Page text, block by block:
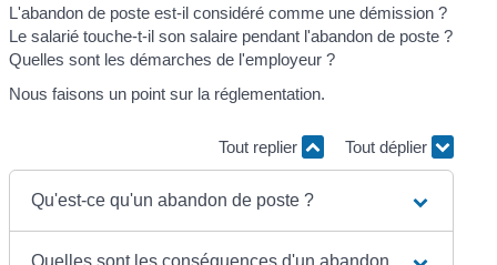
L'abandon de poste est-il considéré comme une démission ?
Le salarié touche-t-il son salaire pendant l'abandon de poste ?
Quelles sont les démarches de l'employeur ?
Nous faisons un point sur la réglementation.
Tout replier Tout déplier
Qu'est-ce qu'un abandon de poste ?